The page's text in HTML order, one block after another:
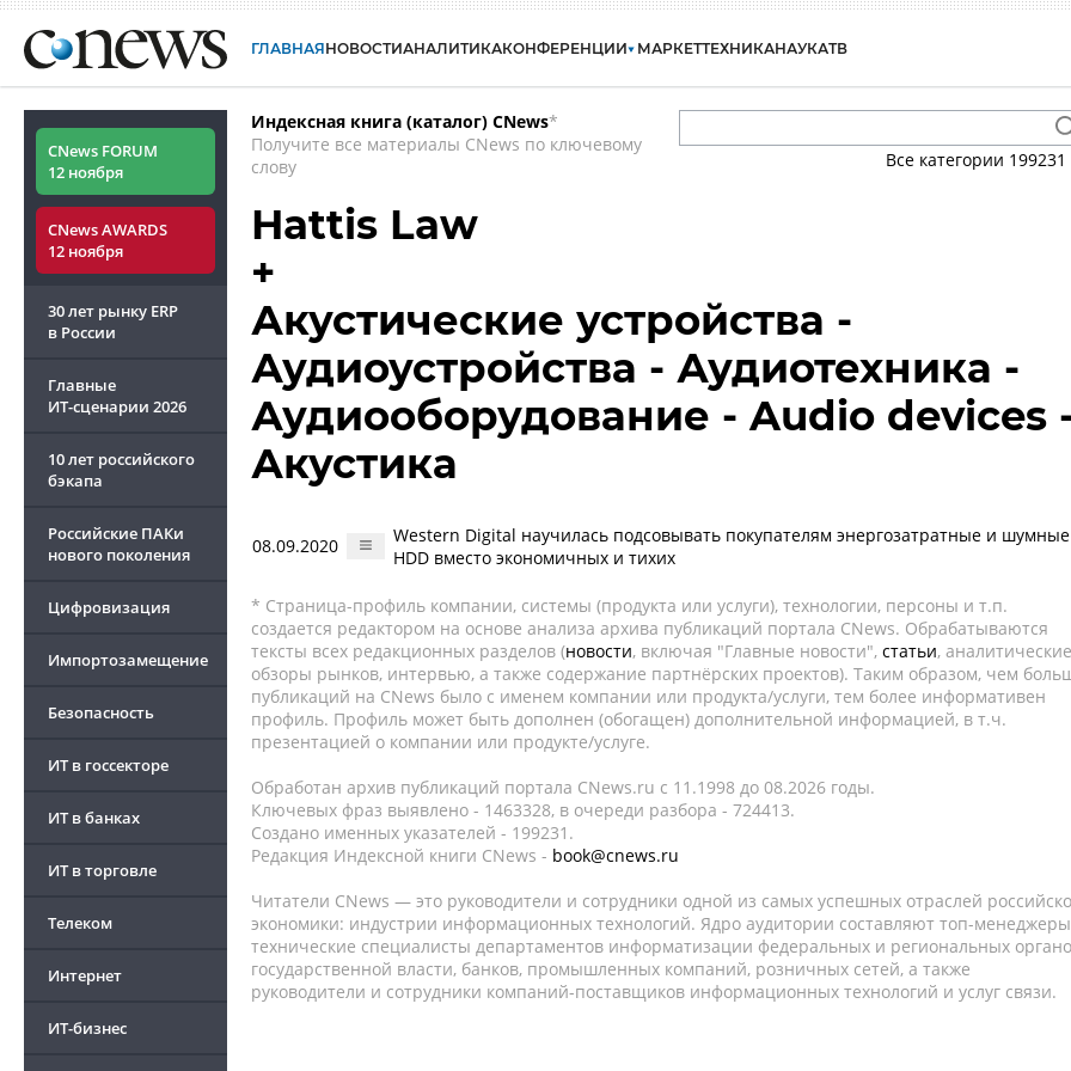
ГЛАВНАЯНОВОСТИАНАЛИТИКАКОНФЕРЕНЦИИ МАРКЕТТЕХНИКАНАУКАТВ
CNews FORUM
12 ноября
CNews AWARDS
12 ноября
30 лет рынку ERP
в России
Главные
ИТ-сценарии 2026
10 лет российского
бэкапа
Российские ПАКи
нового поколения
Цифровизация
Импортозамещение
Безопасность
ИТ в госсекторе
ИТ в банках
ИТ в торговле
Телеком
Интернет
ИТ-бизнес
Индексная книга (каталог) CNews*
Получите все материалы CNews по ключевому
слову
Все категории 199231
Hattis Law
+
Акустические устройства -
Аудиоустройства - Аудиотехника -
Аудиооборудование - Audio devices
Акустика
08.09.2020
Western Digital научилась подсовывать покупателям энергозатратные и шумные
HDD вместо экономичных и тихих
* Страница-профиль компании, системы (продукта или услуги), технологии, персоны и т.п.
создается редактором на основе анализа архива публикаций портала CNews. Обрабатываются
тексты всех редакционных разделов (новости, включая "Главные новости", статьи, аналитические
обзоры рынков, интервью, а также содержание партнёрских проектов). Таким образом, чем
публикаций на CNews было с именем компании или продукта/услуги, тем более информативен
профиль. Профиль может быть дополнен (обогащен) дополнительной информацией, в т.ч.
презентацией о компании или продукте/услуге.
Обработан архив публикаций портала CNews.ru c 11.1998 до 08.2026 годы.
Ключевых фраз выявлено - 1463328, в очереди разбора - 724413.
Создано именных указателей - 199231.
Редакция Индексной книги CNews - book@cnews.ru
Читатели CNews — это руководители и сотрудники одной из самых успешных отраслей
экономики: индустрии информационных технологий. Ядро аудитории составляют топ-
технические специалисты департаментов информатизации федеральных и региональных
государственной власти, банков, промышленных компаний, розничных сетей, а также
руководители и сотрудники компаний-поставщиков информационных технологий и услуг связи.